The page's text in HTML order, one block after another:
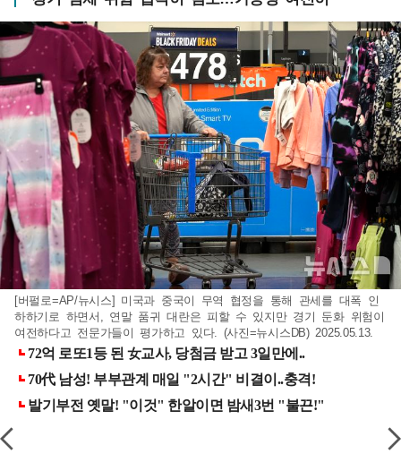
[버펄로=AP/뉴시스] 미국과 중국이 무역 협정을 통해 관세를 대폭 인
하하기로 하면서, 연말 품귀 대란은 피할 수 있지만 경기 둔화 위험이
여전하다고 전문가들이 평가하고 있다. (사진=뉴시스DB) 2025.05.13.